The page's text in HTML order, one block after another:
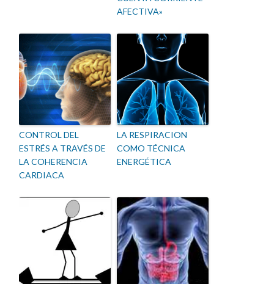
AFECTIVA»
CONTROL DEL
ESTRÉS A TRAVÉS DE
LA COHERENCIA
CARDIACA
LA RESPIRACION
COMO TÉCNICA
ENERGÉTICA